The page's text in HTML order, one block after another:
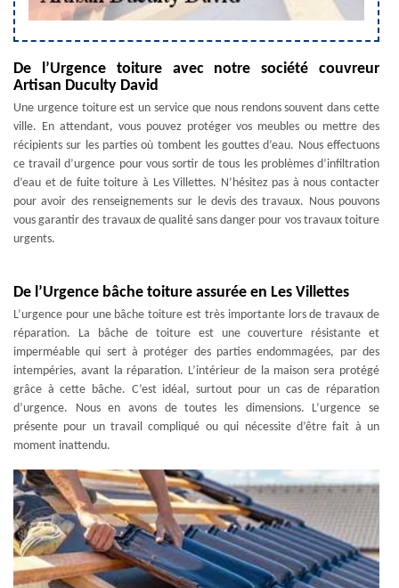
De l’Urgence toiture avec notre société couvreur
Artisan Duculty David
Une urgence toiture est un service que nous rendons souvent dans cette
ville. En attendant, vous pouvez protéger vos meubles ou mettre des
récipients sur les parties où tombent les gouttes d’eau. Nous effectuons
ce travail d’urgence pour vous sortir de tous les problèmes d’infiltration
d’eau et de fuite toiture à Les Villettes. N’hésitez pas à nous contacter
pour avoir des renseignements sur le devis des travaux. Nous pouvons
vous garantir des travaux de qualité sans danger pour vos travaux toiture
urgents.
De l’Urgence bâche toiture assurée en Les Villettes
L’urgence pour une bâche toiture est très importante lors de travaux de
réparation. La bâche de toiture est une couverture résistante et
imperméable qui sert à protéger des parties endommagées, par des
intempéries, avant la réparation. L’intérieur de la maison sera protégé
grâce à cette bâche. C’est idéal, surtout pour un cas de réparation
d’urgence. Nous en avons de toutes les dimensions. L’urgence se
présente pour un travail compliqué ou qui nécessite d’être fait à un
moment inattendu.